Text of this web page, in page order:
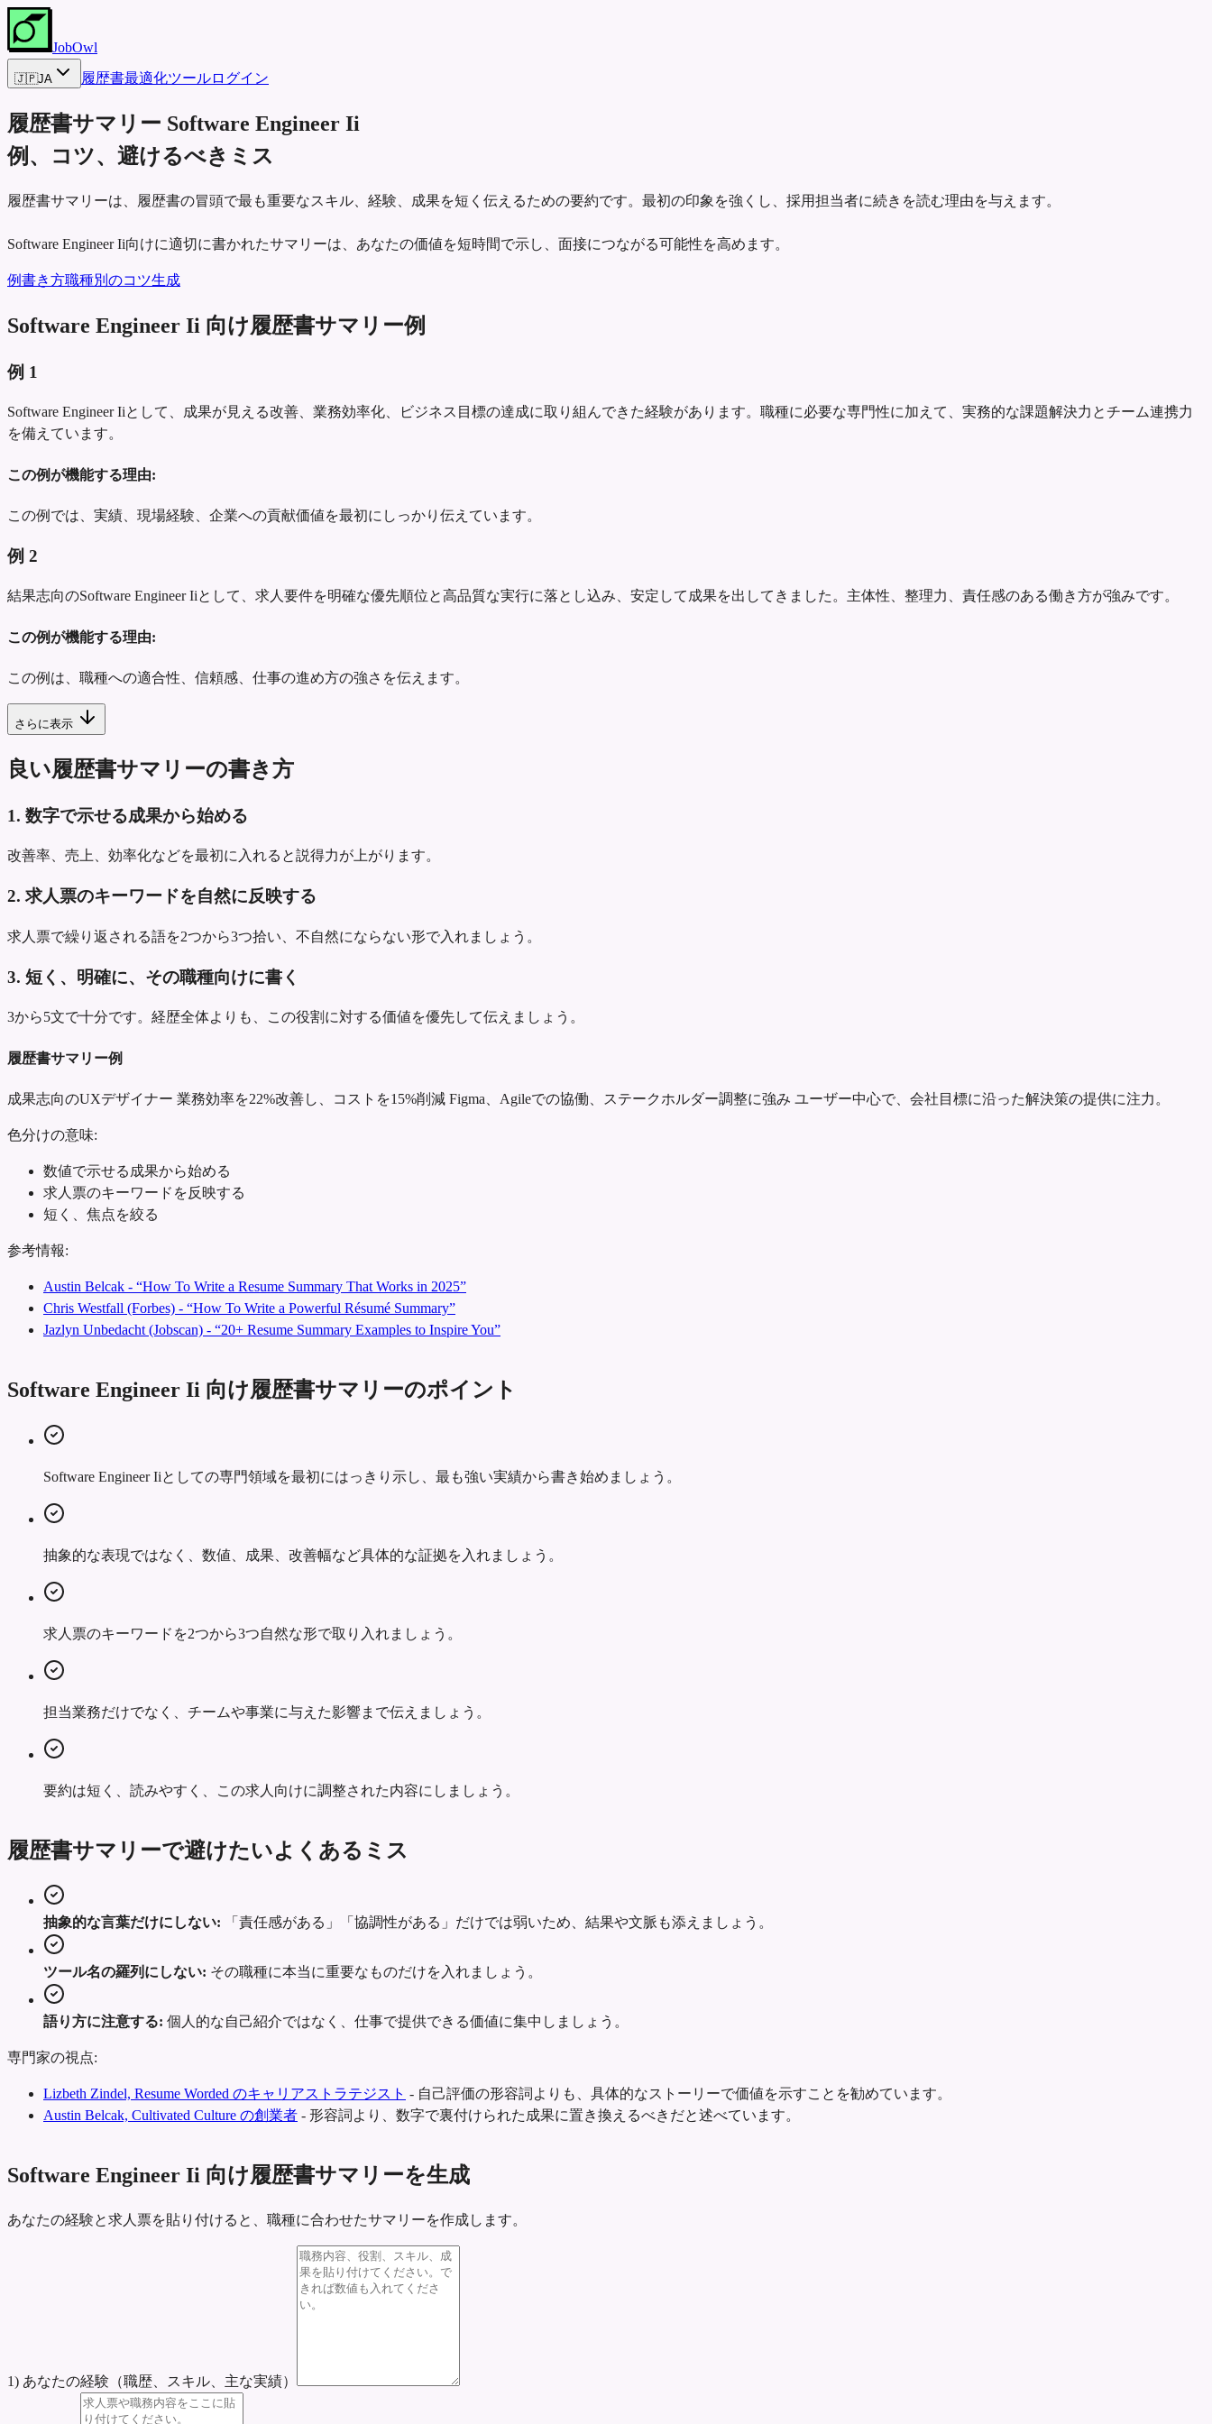
JobOwl
🇯🇵JA 履歴書最適化ツールログイン
履歴書サマリー Software Engineer Ii
例、コツ、避けるべきミス
履歴書サマリーは、履歴書の冒頭で最も重要なスキル、経験、成果を短く伝えるための要約です。最初の印象を強くし、採用担当者に続きを読む理由を与えます。
Software Engineer Ii向けに適切に書かれたサマリーは、あなたの価値を短時間で示し、面接につながる可能性を高めます。
例書き方職種別のコツ生成
Software Engineer Ii 向け履歴書サマリー例
例 1
Software Engineer Iiとして、成果が見える改善、業務効率化、ビジネス目標の達成に取り組んできた経験があります。職種に必要な専門性に加えて、実務的な課題解決力とチーム連携力
を備えています。
この例が機能する理由:
この例では、実績、現場経験、企業への貢献価値を最初にしっかり伝えています。
例 2
結果志向のSoftware Engineer Iiとして、求人要件を明確な優先順位と高品質な実行に落とし込み、安定して成果を出してきました。主体性、整理力、責任感のある働き方が強みです。
この例が機能する理由:
この例は、職種への適合性、信頼感、仕事の進め方の強さを伝えます。
さらに表示
良い履歴書サマリーの書き方
1. 数字で示せる成果から始める
改善率、売上、効率化などを最初に入れると説得力が上がります。
2. 求人票のキーワードを自然に反映する
求人票で繰り返される語を2つから3つ拾い、不自然にならない形で入れましょう。
3. 短く、明確に、その職種向けに書く
3から5文で十分です。経歴全体よりも、この役割に対する価値を優先して伝えましょう。
履歴書サマリー例
成果志向のUXデザイナー 業務効率を22%改善し、コストを15%削減 Figma、Agileでの協働、ステークホルダー調整に強み ユーザー中心で、会社目標に沿った解決策の提供に注力。
色分けの意味:
数値で示せる成果から始める
求人票のキーワードを反映する
短く、焦点を絞る
参考情報:
Austin Belcak - “How To Write a Resume Summary That Works in 2025”
Chris Westfall (Forbes) - “How To Write a Powerful Résumé Summary”
Jazlyn Unbedacht (Jobscan) - “20+ Resume Summary Examples to Inspire You”
Software Engineer Ii 向け履歴書サマリーのポイント
Software Engineer Iiとしての専門領域を最初にはっきり示し、最も強い実績から書き始めましょう。
抽象的な表現ではなく、数値、成果、改善幅など具体的な証拠を入れましょう。
求人票のキーワードを2つから3つ自然な形で取り入れましょう。
担当業務だけでなく、チームや事業に与えた影響まで伝えましょう。
要約は短く、読みやすく、この求人向けに調整された内容にしましょう。
履歴書サマリーで避けたいよくあるミス
抽象的な言葉だけにしない: 「責任感がある」「協調性がある」だけでは弱いため、結果や文脈も添えましょう。
ツール名の羅列にしない: その職種に本当に重要なものだけを入れましょう。
語り方に注意する: 個人的な自己紹介ではなく、仕事で提供できる価値に集中しましょう。
専門家の視点:
Lizbeth Zindel, Resume Worded のキャリアストラテジスト - 自己評価の形容詞よりも、具体的なストーリーで価値を示すことを勧めています。
Austin Belcak, Cultivated Culture の創業者 - 形容詞より、数字で裏付けられた成果に置き換えるべきだと述べています。
Software Engineer Ii 向け履歴書サマリーを生成
あなたの経験と求人票を貼り付けると、職種に合わせたサマリーを作成します。
1) あなたの経験（職歴、スキル、主な実績）